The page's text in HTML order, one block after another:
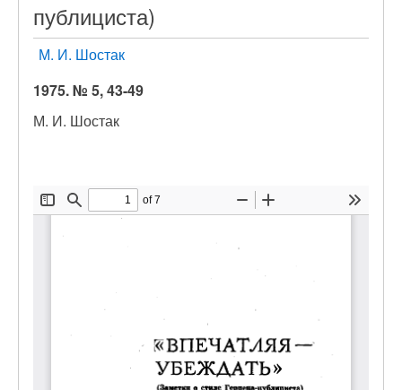
публициста)
М. И. Шостак
1975. № 5, 43-49
М. И. Шостак